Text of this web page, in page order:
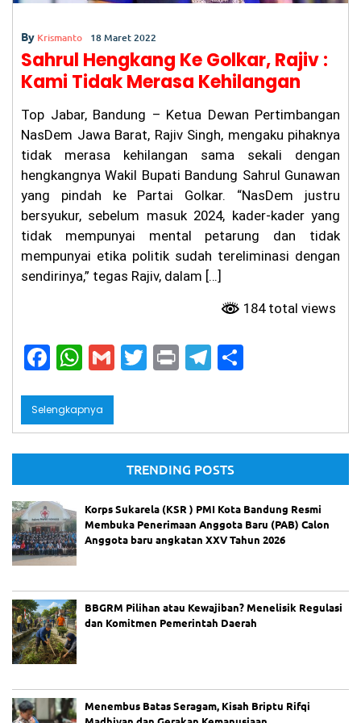
By Krismanto 18 Maret 2022
Sahrul Hengkang Ke Golkar, Rajiv :
Kami Tidak Merasa Kehilangan
Top Jabar, Bandung – Ketua Dewan Pertimbangan
NasDem Jawa Barat, Rajiv Singh, mengaku pihaknya
tidak merasa kehilangan sama sekali dengan
hengkangnya Wakil Bupati Bandung Sahrul Gunawan
yang pindah ke Partai Golkar. “NasDem justru
bersyukur, sebelum masuk 2024, kader-kader yang
tidak mempunyai mental petarung dan tidak
mempunyai etika politik sudah tereliminasi dengan
sendirinya,” tegas Rajiv, dalam […]
184 total views
F
a
c
e
b
o
o
k
W
h
a
ts
A
p
p
G
m
l
T
w
er
Pr
in
T
el
gr
a
m
e
Selengkapnya
TRENDING POSTS
Korps Sukarela (KSR ) PMI Kota Bandung Resmi
Membuka Penerimaan Anggota Baru (PAB) Calon
Anggota baru angkatan XXV Tahun 2026
BBGRM Pilihan atau Kewajiban? Menelisik Regulasi
dan Komitmen Pemerintah Daerah
Menembus Batas Seragam, Kisah Briptu Rifqi